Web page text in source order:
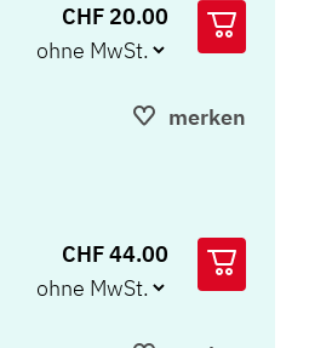
CHF 20.00
merken
CHF 44.00